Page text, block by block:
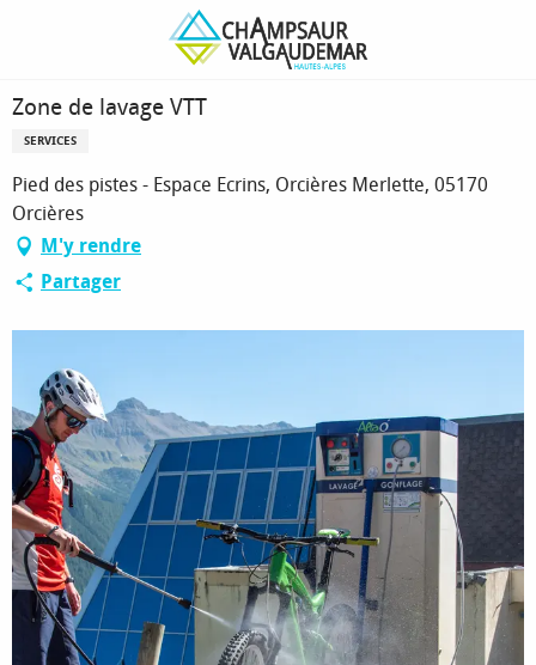
principal
Zone de lavage VTT
Zone de lavage VTT
SERVICES
Pied des pistes - Espace Ecrins, Orcières Merlette, 05170
Orcières
M'y rendre
Partager